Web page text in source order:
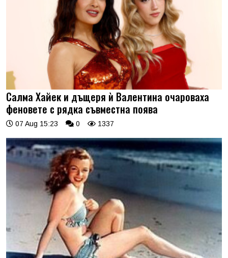
Салма Хайек и дъщеря ѝ Валентина очароваха
феновете с рядка съвместна поява
07 Aug 15:23 0 1337